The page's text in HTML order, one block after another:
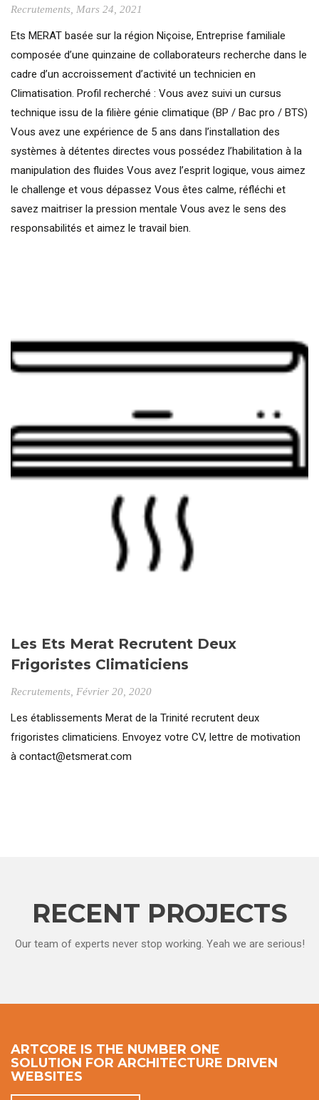
Recrutements , Mars 24, 2021
Ets MERAT basée sur la région Niçoise, Entreprise familiale
composée d’une quinzaine de collaborateurs recherche dans le
cadre d’un accroissement d’activité un technicien en
Climatisation. Profil recherché : Vous avez suivi un cursus
technique issu de la filière génie climatique (BP / Bac pro / BTS)
Vous avez une expérience de 5 ans dans l’installation des
systèmes à détentes directes vous possédez l’habilitation à la
manipulation des fluides Vous avez l’esprit logique, vous aimez
le challenge et vous dépassez Vous êtes calme, réfléchi et
savez maitriser la pression mentale Vous avez le sens des
responsabilités et aimez le travail bien.
Les Ets Merat Recrutent Deux
Frigoristes Climaticiens
Recrutements , Février 20, 2020
Les établissements Merat de la Trinité recrutent deux
frigoristes climaticiens. Envoyez votre CV, lettre de motivation
à contact@etsmerat.com
RECENT PROJECTS
Our team of experts never stop working. Yeah we are serious!
ARTCORE IS THE NUMBER ONE
SOLUTION FOR ARCHITECTURE DRIVEN
WEBSITES